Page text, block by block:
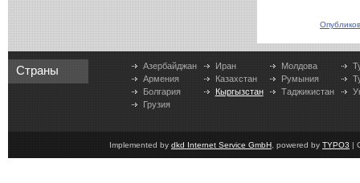
Страны
Азербайджан
Армения
Болгария
Грузия
Иран
Казахстан
Кыргызстан
Молдова
Румыния
Таджикистан
Implemented by dkd Internet Service GmbH , powered by TYPO3 |